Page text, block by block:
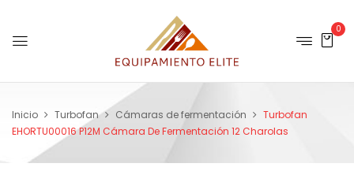
0
Inicio Turbofan Cámaras de fermentación
Turbofan
EHORTU00016 P12M Cámara De Fermentación 12 Charolas